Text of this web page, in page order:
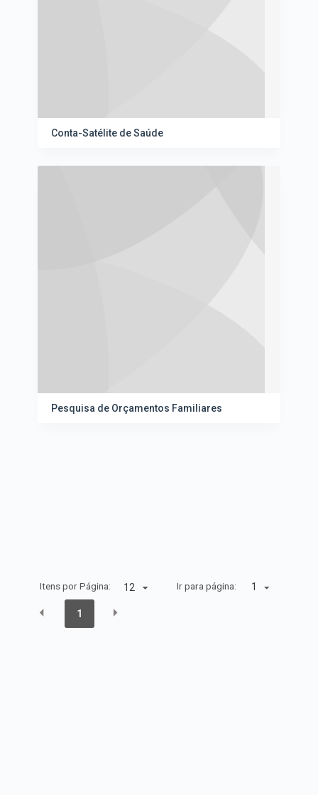
Conta-Satélite de Saúde
Pesquisa de Orçamentos Familiares
Itens por Página: Ir para página: 1
1